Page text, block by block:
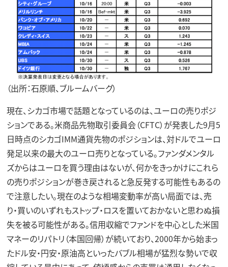
（出所：石原順、ブルームバーグ）
現在、シカゴ市場で話題となっているのは、ユーロの売りポジ
ションである。米商品先物取引委員会（CFTC）が発表した9月5
日時点のシカゴIMM通貨先物のポジションは、対ドルでユーロ
発足以来の最大のユーロ売りとなっている。ファンダメンタル
ズからはユーロを買う理由はないが、何かをきっかけにこれら
の売りポジションが巻き戻されると急反発する可能性もあるの
で注意したい。現在のような相場変動率が高い局面では、売
り・買いのいずれもストップ・ロスを置いておかないと思わぬ損
失を被る可能性がある。信用収縮でファンドを中心とした米国
マネーのリパトリ（本国回帰）が続いており、2000年から始まっ
たドル安・円安・原油高といったバブル相場が猛烈な勢いで収